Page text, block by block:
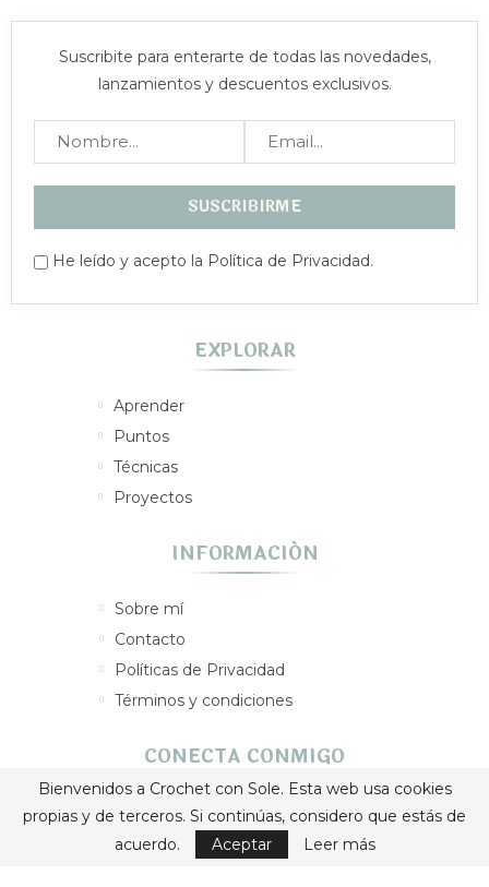
Suscribite para enterarte de todas las novedades,
lanzamientos y descuentos exclusivos.
He leído y acepto la Política de Privacidad.
EXPLORAR
Aprender
Puntos
Técnicas
Proyectos
INFORMACIÓN
Sobre mí
Contacto
Políticas de Privacidad
Términos y condiciones
CONECTA CONMIGO
Bienvenidos a Crochet con Sole. Esta web usa cookies
propias y de terceros. Si continúas, considero que estás de
acuerdo.
Aceptar Leer más